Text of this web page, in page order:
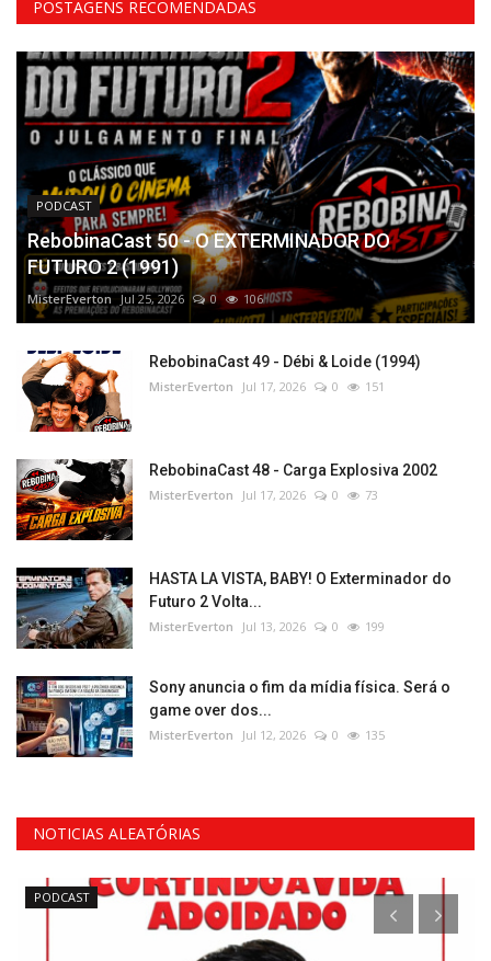
POSTAGENS RECOMENDADAS
PODCAST
RebobinaCast 50 - O EXTERMINADOR DO
FUTURO 2 (1991)
MisterEverton Jul 25, 2026 0 106
RebobinaCast 49 - Débi & Loide (1994)
MisterEverton Jul 17, 2026 0 151
RebobinaCast 48 - Carga Explosiva 2002
MisterEverton Jul 17, 2026 0 73
HASTA LA VISTA, BABY! O Exterminador do
Futuro 2 Volta...
MisterEverton Jul 13, 2026 0 199
Sony anuncia o fim da mídia física. Será o
game over dos...
MisterEverton Jul 12, 2026 0 135
NOTICIAS ALEATÓRIAS
PODCAST